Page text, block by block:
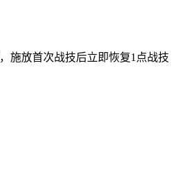
，施放首次战技后立即恢复1点战技